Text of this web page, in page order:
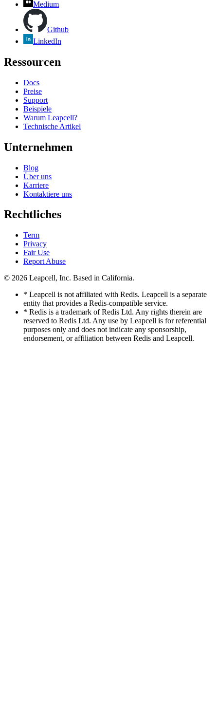
Medium
Github
LinkedIn
Ressourcen
Docs
Preise
Support
Beispiele
Warum Leapcell?
Technische Artikel
Unternehmen
Blog
Über uns
Karriere
Kontaktiere uns
Rechtliches
Term
Privacy
Fair Use
Report Abuse
© 2026 Leapcell, Inc. Based in California.
* Leapcell is not affiliated with Redis. Leapcell is a separate
entity that provides a Redis-compatible service.
* Redis is a trademark of Redis Ltd. Any rights therein are
reserved to Redis Ltd. Any use by Leapcell is for referential
purposes only and does not indicate any sponsorship,
endorsement, or affiliation between Redis and Leapcell.